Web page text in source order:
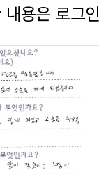
용은 로그인